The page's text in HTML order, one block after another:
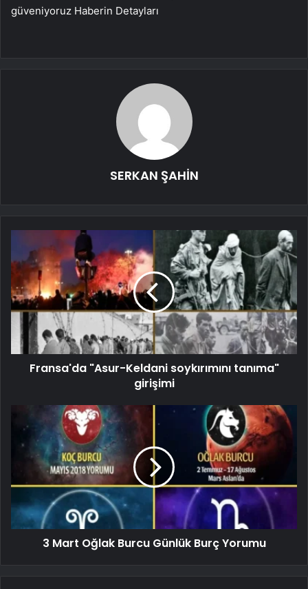
güveniyoruz Haberin Detayları
SERKAN ŞAHİN
Fransa'da "Asur-Keldani soykırımını tanıma"
girişimi
3 Mart Oğlak Burcu Günlük Burç Yorumu